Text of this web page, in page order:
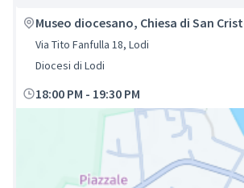
Museo diocesano, Chiesa di San
Via Tito Fanfulla 18, Lodi
Diocesi di Lodi
18:00 PM - 19:30 PM